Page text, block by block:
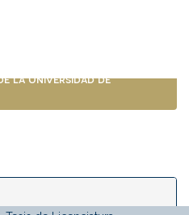
la Universidad de